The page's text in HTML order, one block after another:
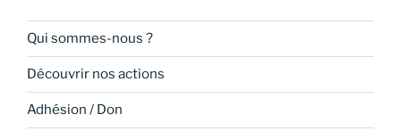
Qui sommes-nous ?
Découvrir nos actions
Adhésion / Don